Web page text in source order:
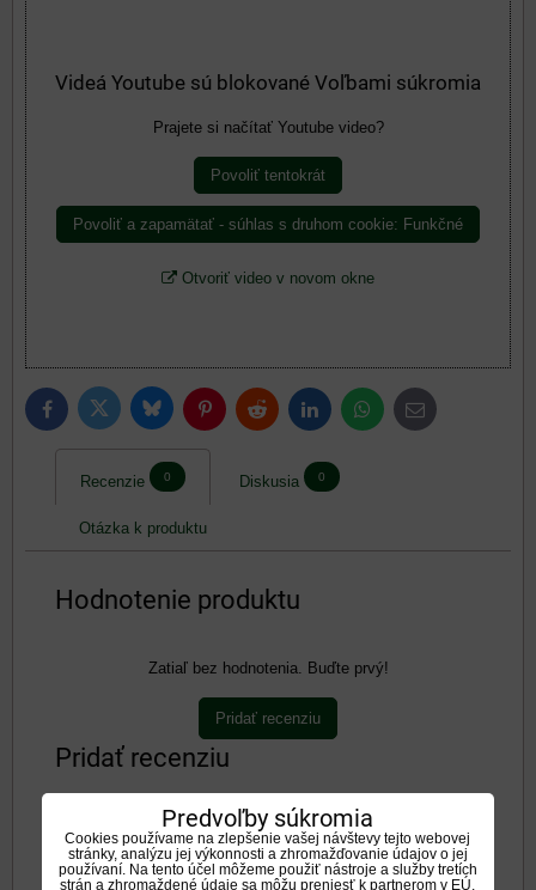
Videá Youtube sú blokované Voľbami súkromia
Prajete si načítať Youtube video?
Povoliť tentokrát
Povoliť a zapamätať - súhlas s druhom cookie: Funkčné
Otvoriť video v novom okne
FacebookTwitter BlueskyPinterestReddit LinkedInWhatsApp
E-
mail
Recenzie 0 Diskusia 0
Otázka k produktu
Hodnotenie produktu
Zatiaľ bez hodnotenia. Buďte prvý!
Pridať recenziu
Pridať recenziu
Predvoľby súkromia
Cookies používame na zlepšenie vašej návštevy tejto webovej
stránky, analýzu jej výkonnosti a zhromažďovanie údajov o jej
používaní. Na tento účel môžeme použiť nástroje a služby tretích
strán a zhromaždené údaje sa môžu preniesť k partnerom v EÚ,